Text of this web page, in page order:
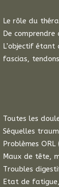
Le rôle du
De
L’objectif étant
fascias,
Toutes les
Séquelles
Problèmes
Maux de tête,
Troubles
Etat de